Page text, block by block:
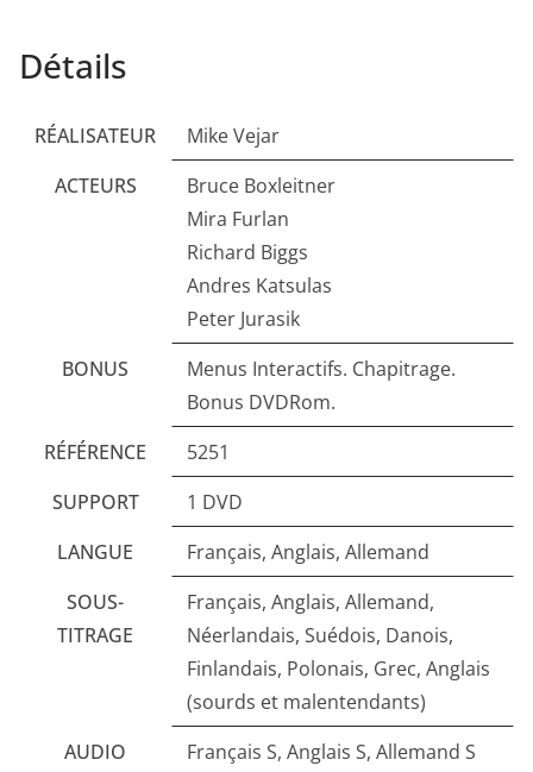
Détails
RÉALISATEUR
Mike Vejar
ACTEURS
Bruce Boxleitner
Mira Furlan
Richard Biggs
Andres Katsulas
Peter Jurasik
BONUS
Menus Interactifs. Chapitrage.
Bonus DVDRom.
RÉFÉRENCE
5251
SUPPORT
1 DVD
LANGUE
Français, Anglais, Allemand
SOUS-
TITRAGE
Français, Anglais, Allemand,
Néerlandais, Suédois, Danois,
Finlandais, Polonais, Grec, Anglais
(sourds et malentendants)
AUDIO
Français S, Anglais S, Allemand S